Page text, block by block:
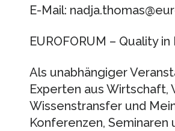
E-Mail:
EUROFORUM – Quality
Als unabhängiger
Experten aus Wirtschaft,
Wissenstransfer und
Konferenzen,